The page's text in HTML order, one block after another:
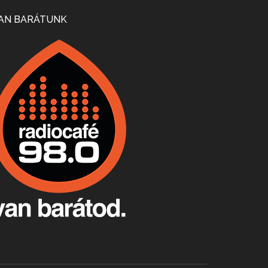
Apr 24, 2026 • 00:38:10
Villány, kékfrankos, Jackfall
Apr 17, 2026 • 00:35:38
Apr 9, 2026 • 00:37:17
BARÁTUNK